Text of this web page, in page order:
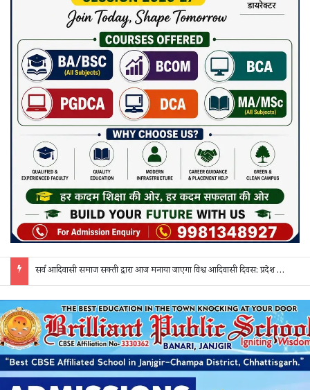
सर्व आदिवासी समाज सक्ती द्वारा आज मनाया जाएगा विश्व आदिवासी दिवस: प्रदेश व जिला स्तर के पदाधिकारी होंगे शामिल